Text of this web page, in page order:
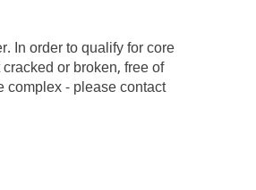
In order to qualify for core
or broken, free of
complex - please contact